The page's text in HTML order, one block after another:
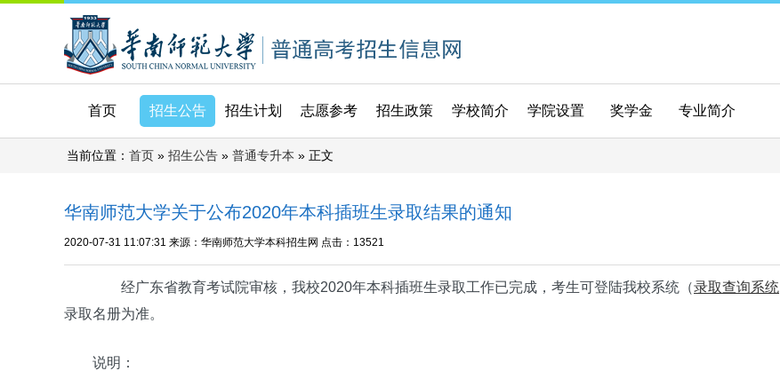
首页 招生公告 招生计划 志愿参考 招生政策 学校简介 学院设置 奖学金 专业简介
当前位置： 首页» 招生公告» 普通专升本 » 正文
华南师范大学关于公布2020年本科插班生录取结果的通知
2020-07-31 11:07:31 来源：华南师范大学本科招生网 点击： 13521
经广东省教育考试院审核，我校2020年本科插班生录取工作已完成，考生可登陆我校系统（录取查询系统
录取名册为准。
说明：